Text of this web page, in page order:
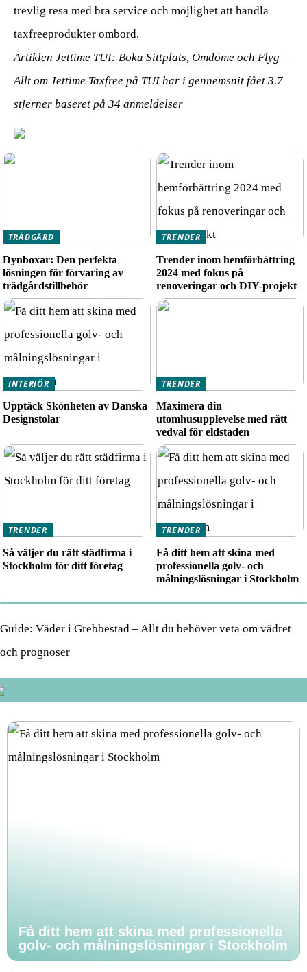
trevlig resa med bra service och möjlighet att handla
taxfreeprodukter ombord.
Artiklen Jettime TUI: Boka Sittplats, Omdöme och Flyg –
Allt om Jettime Taxfree på TUI har i gennemsnit fået 3.7
stjerner baseret på 34 anmeldelser
TRÄDGÅRD
Dynboxar: Den perfekta
lösningen för förvaring av
trädgårdstillbehör
TRENDER
Trender inom hemförbättring
2024 med fokus på
renoveringar och DIY-projekt
INTERIÖR
Upptäck Skönheten av Danska
Designstolar
TRENDER
Maximera din
utomhusupplevelse med rätt
vedval för eldstaden
TRENDER
Så väljer du rätt städfirma i
Stockholm för ditt företag
TRENDER
Få ditt hem att skina med
professionella golv- och
målningslösningar i Stockholm
Guide: Väder i Grebbestad – Allt du behöver veta om vädret
och prognoser
Få ditt hem att skina med professionella
golv- och målningslösningar i Stockholm